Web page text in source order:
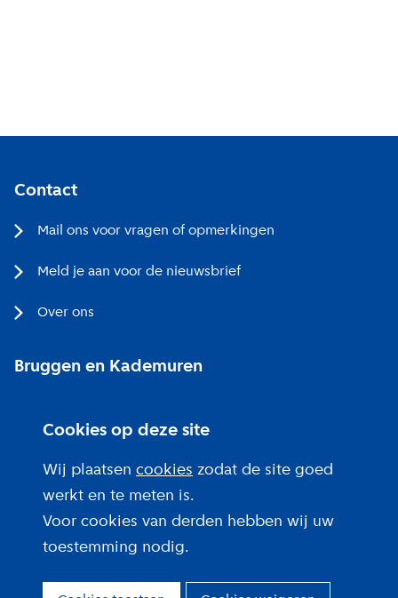
Cookies op deze site
Wij plaatsen cookies zodat de site goed
werkt en te meten is.
Voor cookies van derden hebben wij uw
toestemming nodig.
Contact
Mail ons voor vragen of opmerkingen
Meld je aan voor de nieuwsbrief
Over ons
Bruggen en Kademuren
Privacy